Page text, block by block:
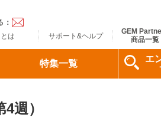
：
は
サポート&ヘルプ
GEM
商品一覧
特集一覧
エ
週）